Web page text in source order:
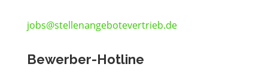
jobs@stellenangebotevertrieb.de
Bewerber-Hotline